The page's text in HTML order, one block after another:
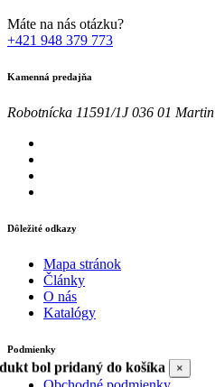
Máte na nás otázku?
+421 948 379 773
Kamenná predajňa
Robotnícka 11591/1J 036 01 Martin
Dôležité odkazy
Mapa stránok
Články
O nás
Katalógy
Podmienky
bol pridaný do košíka ×